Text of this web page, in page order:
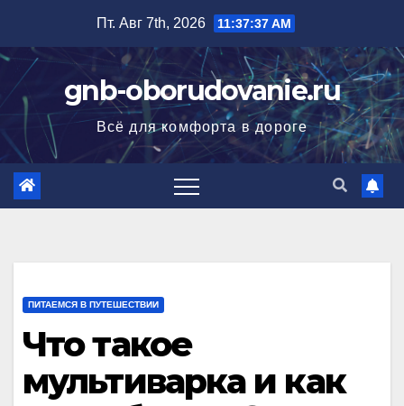
содержимому
Пт. Авг 7th, 2026 11:37:38 AM
gnb-oborudovanie.ru
Всё для комфорта в дороге
ПИТАЕМСЯ В ПУТЕШЕСТВИИ
Что такое
мультиварка и как